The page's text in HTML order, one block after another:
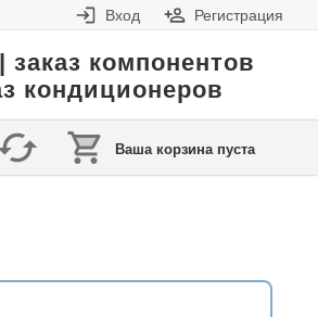
Вход Регистрация
компонентов
кондиционеров
Ваша корзина пуста